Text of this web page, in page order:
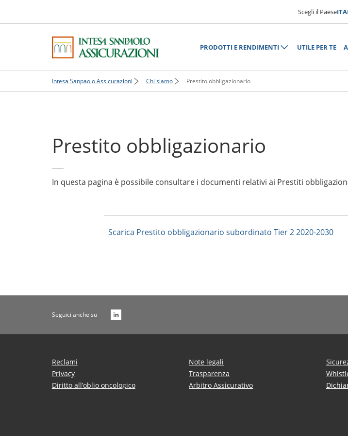
Scegli il Paese
PRODOTTI E RENDIMENTI UTILE PER TE
Intesa Sanpaolo Assicurazioni Chi siamo Prestito obbligazionario
Prestito obbligazionario
In questa pagina è possibile consultare i documenti relativi ai Prestiti
Scarica Prestito obbligazionario subordinato Tier 2 2020-2030
Seguici anche su
Reclami
Privacy
Diritto all’oblio oncologico
Note legali
Trasparenza
Arbitro Assicurativo